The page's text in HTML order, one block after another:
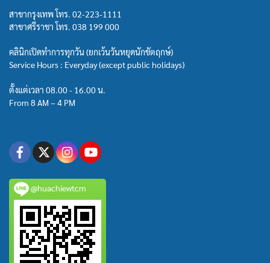
สาขากรุงเทพ โทร. 02-223-1111
สาขาศรีราชา โทร. 038 199 000
คลินิกเปิดทำการทุกวัน (ยกเว้นวันหยุดนักขัตฤกษ์)
Service Hours : Everyday (except public holidays)
ตั้งแต่เวลา 08.00 - 16.00 น.
From 8 AM – 4 PM
@huachiewtcm